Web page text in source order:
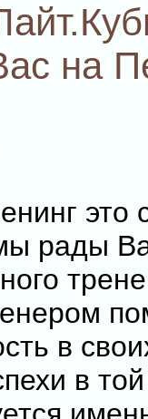
на
это
рады
в
в